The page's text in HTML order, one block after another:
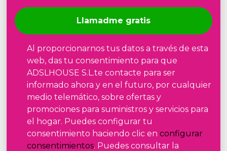
Llamadme gratis
Al proporcionarnos tus datos a través de esta
web, das tu consentimiento para que
ADSLHOUSE S.L.te contacte para ser
informado ahora y en el futuro, por cualquier
medio telemático, sobre ofertas y
promociones para suministros y servicios para
el hogar. Puedes configurar tu
consentimiento haciendo clic en configurar
consentimientos. Puedes consultar la